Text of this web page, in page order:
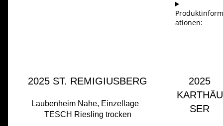
Produktinform
ationen:
2025 ST. REMIGIUSBERG
Laubenheim Nahe, Einzellage
TESCH Riesling trocken
2025
KARTHÄU
SER